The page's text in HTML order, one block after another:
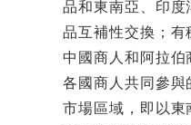
品和東南亞、印度
品互補性交換；有
中國商人和阿拉
各國商人共同參與
市場區域，即以東